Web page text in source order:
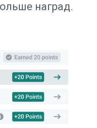
наград.